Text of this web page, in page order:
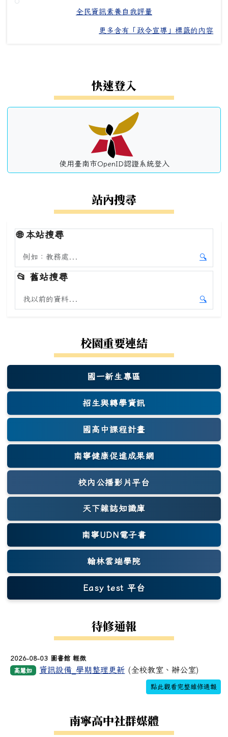
全民資訊素養自我評量
更多含有「政令宣導」標籤的內容
快速登入
使用臺南市OpenID認證系統登入
站內搜尋
🌐本站搜尋
搜尋本站內容
🔍
開始本
📂 舊站搜尋
搜尋舊站內容
🔍
開始舊
校園重要連結
國一新生專區
(另開新視窗)
招生與轉學資訊
國高中課程計畫
南寧健康促進成果網
(另開新視窗)
校內公播影片平台
天下雜誌知識庫
(另開新視窗)
南寧UDN電子書
翰林雲端學院
Easy test 平台
(另開新視窗)
待修通報
2026-08-03 圖書館 輕微
高慧如 資訊設備_學期整理更新 (全校教室、辦公室)
點此觀看完整維修通報
南寧高中社群媒體